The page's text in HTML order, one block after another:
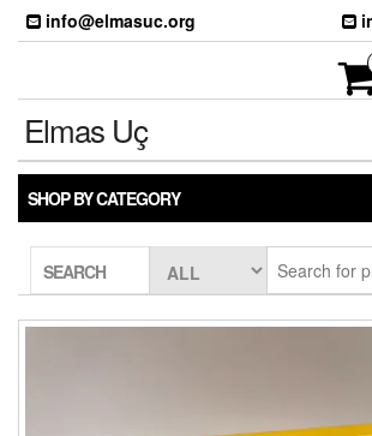
Skip
info@elmasuc.org
Elmas Uç
SHOP BY CATEGORY
SEARCH